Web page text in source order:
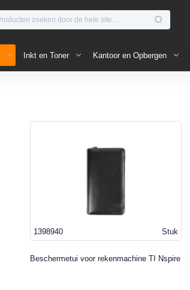
Inkt en Toner Kantoor en Opbergen
Stuk
1398940
Beschermetui voor rekenmachine TI Nspire